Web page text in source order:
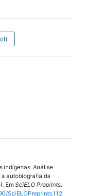
indígenas. Análise
autobiografia da
EmSciELO Preprints.
SciELOPreprints.112